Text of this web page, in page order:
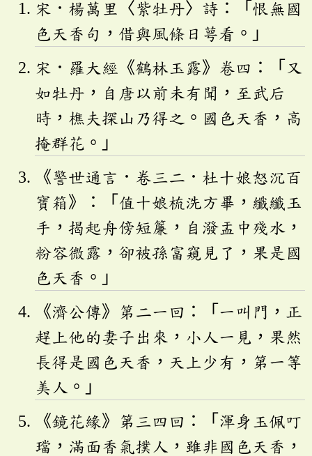
宋．楊萬里〈紫牡丹〉詩：「恨無國
色天香句，借與風條日萼看。」
宋．羅大經《鶴林玉露》卷四：「又
如牡丹，自唐以前未有聞，至武后
時，樵夫探山乃得之。國色天香，高
掩群花。」
《警世通言．卷三二．杜十娘怒沉百
寶箱》：「值十娘梳洗方畢，纖纖玉
手，揭起舟傍短簾，自潑盂中殘水，
粉容微露，卻被孫富窺見了，果是國
色天香。」
《濟公傳》第二一回：「一叫門，正
趕上他的妻子出來，小人一見，果然
長得是國色天香，天上少有，第一等
美人。」
《鏡花緣》第三四回：「渾身玉佩叮
璫，滿面香氣撲人，雖非國色天香，